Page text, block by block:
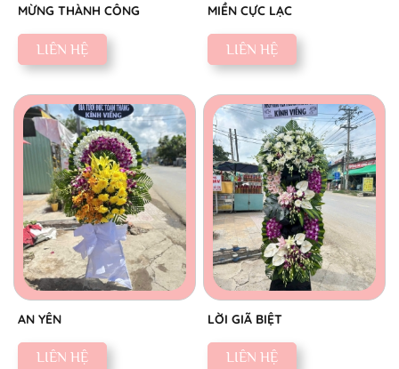
MỪNG THÀNH CÔNG
LIÊN HỆ
MIỀN CỰC LẠC
LIÊN HỆ
AN YÊN
LIÊN HỆ
LỜI GIÃ BIỆT
LIÊN HỆ